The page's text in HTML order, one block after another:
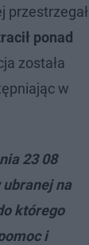
przestrzegał
ponad
została
w
23 08
ubranej na
którego
i